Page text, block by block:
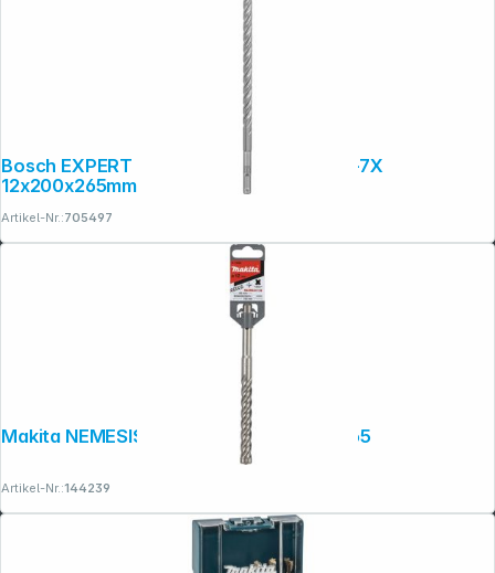
Bosch EXPERT Hammerbohrer SDS plus-7X
12x200x265mm
Artikel-Nr.:705497
Makita NEMESISII SDS-PLUSBohrer 12x165
Artikel-Nr.:144239